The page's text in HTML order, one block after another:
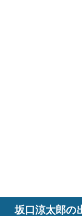
坂口涼太郎の